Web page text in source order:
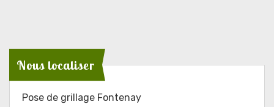
Nous localiser
Pose de grillage Fontenay